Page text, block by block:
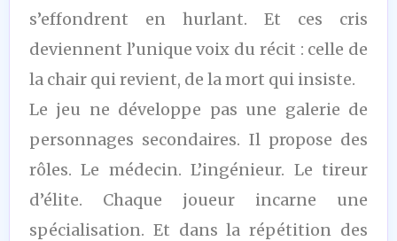
s’effondrent en hurlant. Et ces cris
deviennent l’unique voix du récit : celle de
la chair qui revient, de la mort qui insiste.
Le jeu ne développe pas une galerie de
personnages secondaires. Il propose des
rôles. Le médecin. L’ingénieur. Le tireur
d’élite. Chaque joueur incarne une
spécialisation. Et dans la répétition des